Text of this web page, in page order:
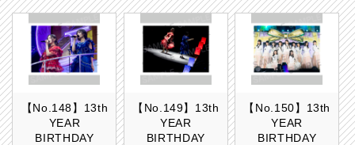
【No.148】13th
YEAR
BIRTHDAY
【No.149】13th
YEAR
BIRTHDAY
【No.150】13th
YEAR
BIRTHDAY